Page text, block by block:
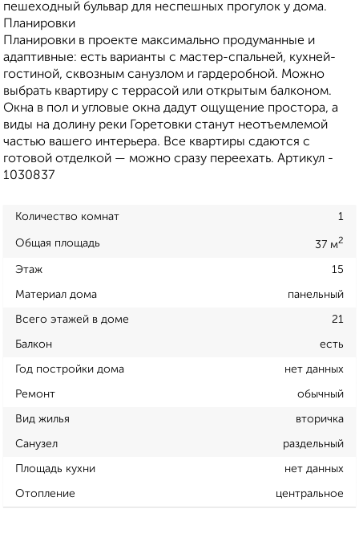
пешеходный бульвар для неспешных прогулок у дома.
Планировки
Планировки в проекте максимально продуманные и
адаптивные: есть варианты с мастер-спальней, кухней-
гостиной, сквозным санузлом и гардеробной. Можно
выбрать квартиру с террасой или открытым балконом.
Окна в пол и угловые окна дадут ощущение простора, а
виды на долину реки Горетовки станут неотъемлемой
частью вашего интерьера. Все квартиры сдаются с
готовой отделкой — можно сразу переехать. Артикул -
1030837
Количество комнат 1
Общая площадь 37 м2
Этаж 15
Материал дома панельный
Всего этажей в доме 21
Балкон есть
Год постройки дома нет данных
Ремонт обычный
Вид жилья вторичка
Санузел раздельный
Площадь кухни нет данных
Отопление центральное